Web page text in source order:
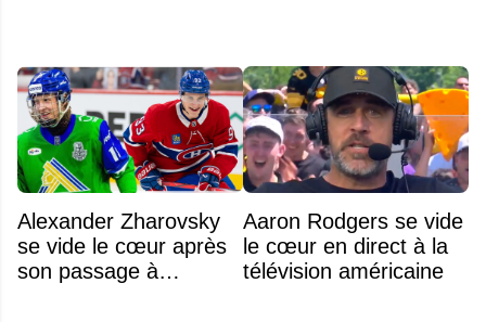
Alexander Zharovsky
se vide le cœur après
son passage à
Aaron Rodgers se vide
le cœur en direct à la
télévision américaine